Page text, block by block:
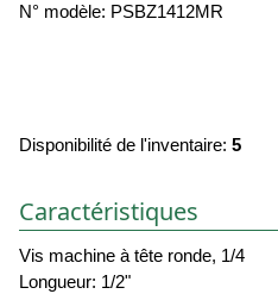
N° modèle: PSBZ1412MR
Disponibilité de l'inventaire: 5
Caractéristiques
Vis machine à tête ronde, 1/4
Longueur: 1/2"